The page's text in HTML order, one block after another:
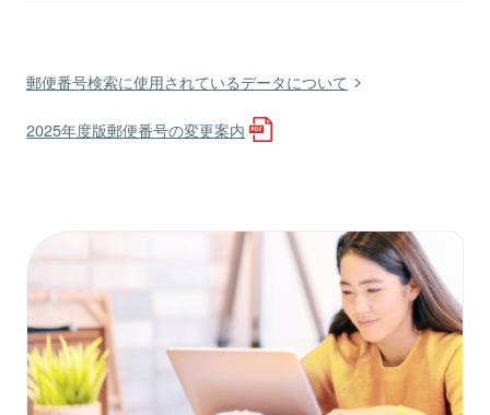
郵便番号検索に使用されているデータについて
2025年度版郵便番号の変更案内